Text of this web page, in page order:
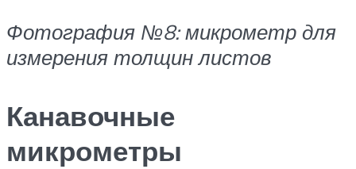
Фотография №8: микрометр для
измерения толщин листов
Канавочные
микрометры